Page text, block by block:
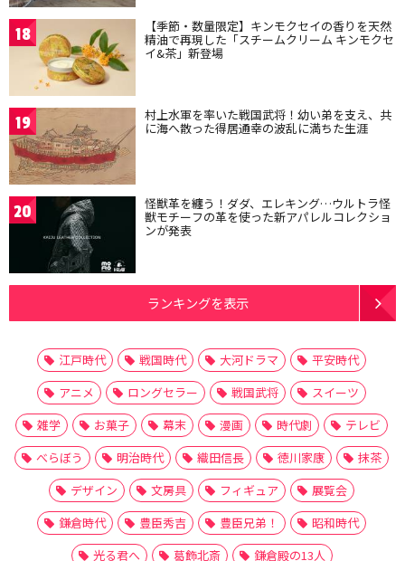
18 【季節・数量限定】キンモクセイの香りを天然
精油で再現した「スチームクリーム キンモクセ
イ&茶」新登場
19 村上水軍を率いた戦国武将！幼い弟を支え、共
に海へ散った得居通幸の波乱に満ちた生涯
20 怪獣革を纏う！ダダ、エレキング…ウルトラ怪
獣モチーフの革を使った新アパレルコレクショ
ンが発表
ランキングを表示
江戸時代 戦国時代 大河ドラマ
平安時代
アニメ
ロングセラー 戦国武将
スイーツ
雑学
お菓子 幕末 漫画 時代劇
テレビ
べらぼう
明治時代 織田信長 徳川家康
抹茶
デザイン
文房具 フィギュア
展覧会
鎌倉時代
豊臣秀吉 豊臣兄弟！
昭和時代
光る君へ
葛飾北斎 鎌倉殿の13人